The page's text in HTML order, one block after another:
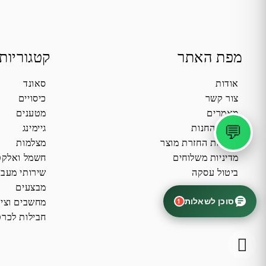
סוכן לשאלות 1
💬
מפת האתר
אודות
צור קשר
מאמרים
תקנון החנות
מדיניות החזרת מוצר
מדיניות משלוחים
ביטול עסקה
סאונד
כיסויים
מטענים
גיימינג
מצלמות
חשמל
שירותי
מבצעים
מחשבים
חבילות